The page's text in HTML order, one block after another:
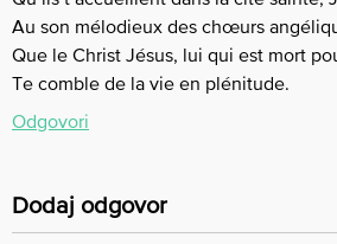
Au son mélodieux des chœurs
Que le Christ Jésus, lui qui est mort
Te comble de la vie en plénitude.
Odgovori
Dodaj odgovor